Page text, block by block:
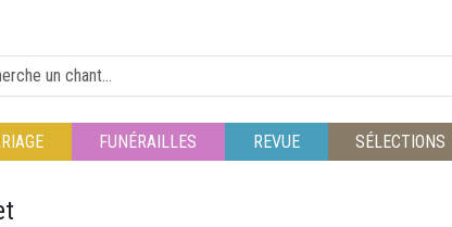
FUNÉRAILLES REVUE SÉLECTIONS